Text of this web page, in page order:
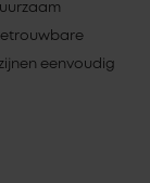
eenvoudig